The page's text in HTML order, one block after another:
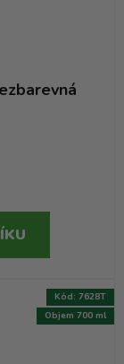
Objem 700 ml
Kód: 7628T